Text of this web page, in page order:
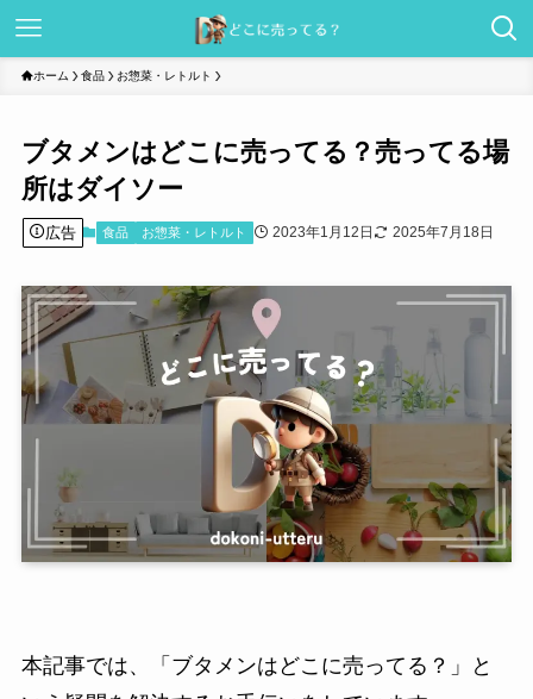
ホーム 食品 お惣菜・レトルト
ブタメンはどこに売ってる？売ってる場
所はダイソー
広告 食品 お惣菜・レトルト 2023年1月12日 2025年7月18日
本記事では、「ブタメンはどこに売ってる？」と